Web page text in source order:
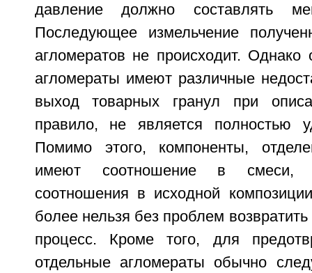
давление должно составлять
Последующее измельчение
агломератов не происходит.
агломераты имеют различные
выход товарных гранул при
правило, не является полностью
Помимо этого, компоненты,
имеют соотношение в смеси,
соотношения в исходной
более нельзя без проблем
процесс. Кроме того, для
отдельные агломераты обычно